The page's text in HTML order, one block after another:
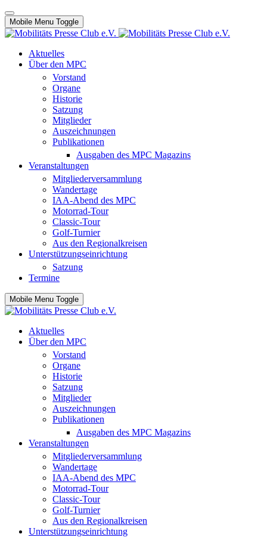
Mobile Menu Toggle
Aktuelles
Über den MPC
Vorstand
Organe
Historie
Satzung
Mitglieder
Auszeichnungen
Publikationen
Ausgaben des MPC Magazins
Veranstaltungen
Mitgliederversammlung
Wandertage
IAA-Abend des MPC
Motorrad-Tour
Classic-Tour
Golf-Turnier
Aus den Regionalkreisen
Unterstützungseinrichtung
Satzung
Termine
Mobile Menu Toggle
Aktuelles
Über den MPC
Vorstand
Organe
Historie
Satzung
Mitglieder
Auszeichnungen
Publikationen
Ausgaben des MPC Magazins
Veranstaltungen
Mitgliederversammlung
Wandertage
IAA-Abend des MPC
Motorrad-Tour
Classic-Tour
Golf-Turnier
Aus den Regionalkreisen
Unterstützungseinrichtung